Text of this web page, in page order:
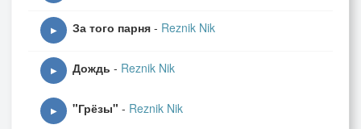
▶ За того парня - Reznik Nik
▶ Дождь - Reznik Nik
▶ "Грёзы" - Reznik Nik